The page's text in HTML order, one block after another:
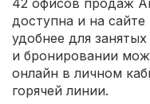
42 офисов продаж
доступна и на
удобнее для
и бронировании
онлайн в личном
горячей линии.